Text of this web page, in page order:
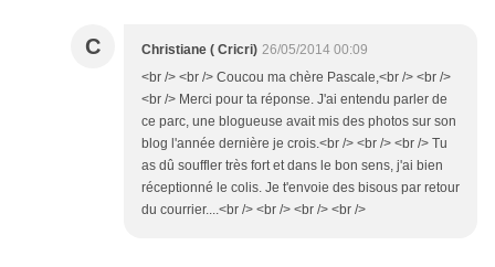
C Christiane ( Cricri) 26/05/2014 00:09
<br /> <br /> Coucou ma chère Pascale,<br /> <br />
<br /> Merci pour ta réponse. J'ai entendu parler de
ce parc, une blogueuse avait mis des photos sur son
blog l'année dernière je crois.<br /> <br /> <br /> Tu
as dû souffler très fort et dans le bon sens, j'ai bien
réceptionné le colis. Je t'envoie des bisous par retour
du courrier....<br /> <br /> <br /> <br />